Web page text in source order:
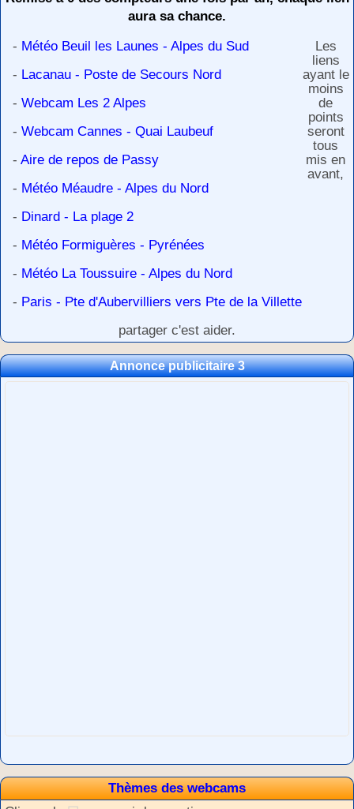
aura sa chance.
- Météo Beuil les Launes - Alpes du Sud
- Lacanau - Poste de Secours Nord
- Webcam Les 2 Alpes
- Webcam Cannes - Quai Laubeuf
- Aire de repos de Passy
- Météo Méaudre - Alpes du Nord
- Dinard - La plage 2
- Météo Formiguères - Pyrénées
- Météo La Toussuire - Alpes du Nord
- Paris - Pte d'Aubervilliers vers Pte de la Villette
Les
liens
ayant le
moins
de
points
seront
tous
mis en
avant,
partager c'est aider.
Annonce publicitaire 3
Thèmes des webcams